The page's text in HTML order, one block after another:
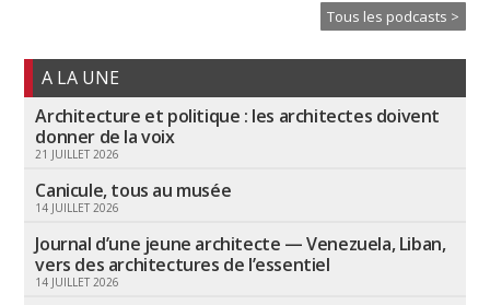
Tous les podcasts >
A LA UNE
Architecture et politique : les architectes doivent
donner de la voix
21 JUILLET 2026
Canicule, tous au musée
14 JUILLET 2026
Journal d’une jeune architecte — Venezuela, Liban,
vers des architectures de l’essentiel
14 JUILLET 2026